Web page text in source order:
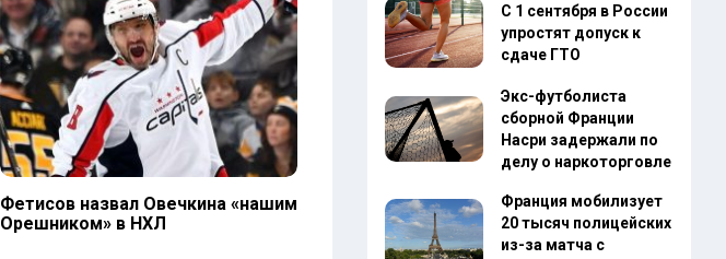
Фетисов назвал Овечкина «нашим
Орешником» в НХЛ
С 1 сентября в России
упростят допуск к
сдаче ГТО
Экс-футболиста
сборной Франции
Насри задержали по
делу о наркоторговле
Франция мобилизует
20 тысяч полицейских
из-за матча с